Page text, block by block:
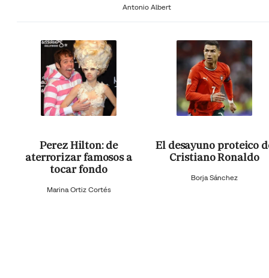
Antonio Albert
Perez Hilton: de
aterrorizar famosos a
tocar fondo
Marina Ortiz Cortés
El desayuno proteico
Cristiano Ronaldo
Borja Sánchez